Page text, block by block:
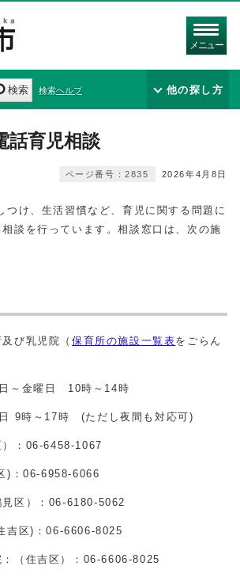
メニュー
検索 検索ヘルプ 他の探し方
話育児相談
2026年4月8日
ページ番号：2835
け、生活習慣など、育児に関する問題に
談を行っています。相談窓口は、次の施
び乳児院（ 保育所の施設一覧表をごらん
～金曜日 10時～14時
9時～17時 (ただし夜間も対応可)
：06-6458-1067
)：06-6958-6066
区）：06-6180-5062
吉区)：06-6606-8025
（住吉区）：06-6606-8025